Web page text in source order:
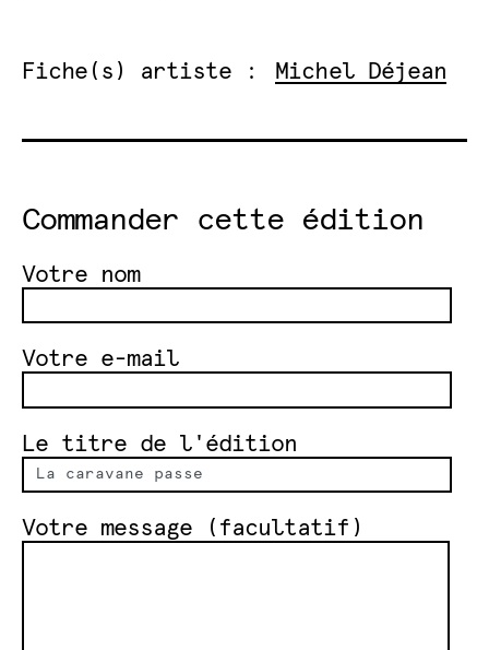
Fiche(s) artiste : Michel Déjean
Commander cette édition
Votre nom
Votre e-mail
Le titre de l'édition
Votre message (facultatif)